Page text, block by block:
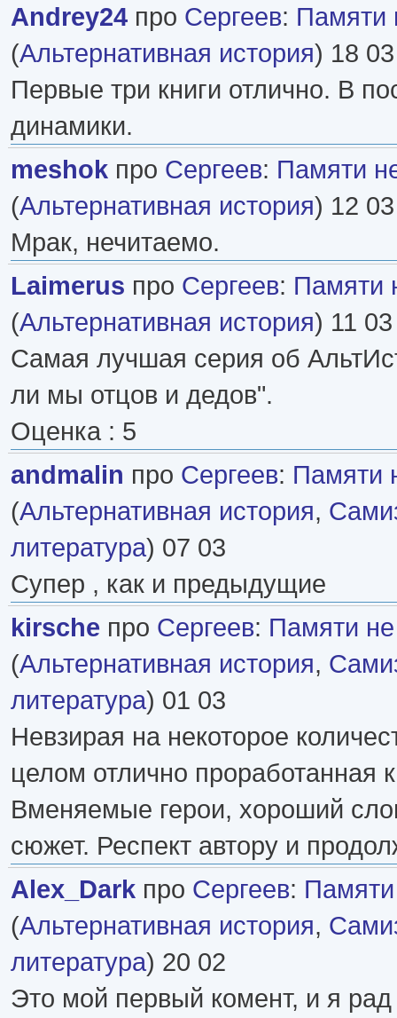
Andrey24 про Сергеев: Памяти
(Альтернативная история) 18 03
Первые три книги отлично. В
динамики.
meshok про Сергеев: Памяти
(Альтернативная история) 12 03
Мрак, нечитаемо.
Laimerus про Сергеев: Памяти
(Альтернативная история) 11 03
Самая лучшая серия об
ли мы отцов и дедов".
Оценка : 5
andmalin про Сергеев: Памяти
(Альтернативная история,
литература) 07 03
Супер , как и предыдущие
kirsche про Сергеев: Памяти
(Альтернативная история,
литература) 01 03
Невзирая на некоторое
целом отлично проработанная
Вменяемые герои, хороший
сюжет. Респект автору и
Alex_Dark про Сергеев:
(Альтернативная история,
литература) 20 02
Это мой первый комент, и я рад